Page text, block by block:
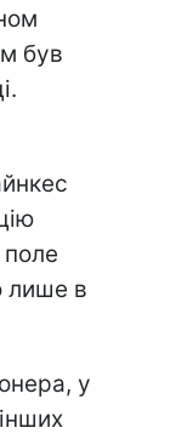
був
лише в
у